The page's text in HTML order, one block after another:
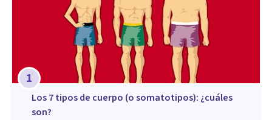
1
​Los 7 tipos de cuerpo (o somatotipos): ¿cuáles
son?